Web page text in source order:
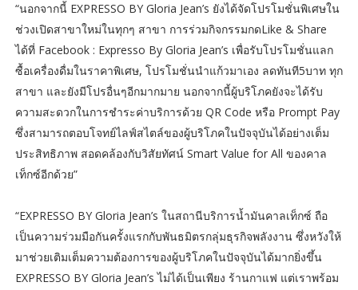
“นอกจากนี้ EXPRESSO BY Gloria Jean’s ยังได้จัดโปรโมชั่นพิเศษใน
ช่วงเปิดสาขาใหม่ในทุกๆ สาขา การร่วมกิจกรรมกดLike & Share
ได้ที่ Facebook : Expresso By Gloria Jean’s เพื่อรับโปรโมชั่นแลก
ซื้อเครื่องดื่มในราคาพิเศษ, โปรโมชั่นนำแก้วมาเอง ลดทันที5บาท ทุก
สาขา และยังมีโปรอื่นๆอีกมากมาย นอกจากนี้ผู้บริโภคยังจะได้รับ
ความสะดวกในการชำระค่าบริการด้วย QR Code หรือ Prompt Pay
ซึ่งสามารถตอบโจทย์ไลฟ์สไตล์ของผู้บริโภคในปัจจุบันได้อย่างเต็ม
ประสิทธิภาพ สอดคล้องกับวิสัยทัศน์ Smart Value for All ของคาล
เท็กซ์อีกด้วย”
“EXPRESSO BY Gloria Jean’s ในสถานีบริการน้ำมันคาลเท็กซ์ ถือ
เป็นความร่วมมือกันครั้งแรกกับพันธมิตรกลุ่มธุรกิจพลังงาน ซึ่งหวังให้
มาช่วยเติมเต็มความต้องการของผู้บริโภคในปัจจุบันได้มากยิ่งขึ้น
EXPRESSO BY Gloria Jean’s ไม่ได้เป็นเพียง ร้านกาแฟ แต่เราพร้อม